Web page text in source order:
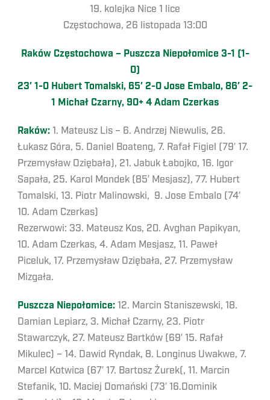
19. kolejka Nice 1 lice
Częstochowa, 26 listopada 13:00
Raków Częstochowa – Puszcza Niepołomice 3-1 (1-
0)
23′ 1-0 Hubert Tomalski, 65′ 2-0 Jose Embalo, 86′ 2-
1 Michał Czarny, 90+ 4 Adam Czerkas
Raków: 1. Mateusz Lis – 6. Andrzej Niewulis, 26.
Łukasz Góra, 5. Daniel Boateng, 7. Rafał Figiel (79′ 17.
Przemysław Oziębała), 21. Jabuk Łabojko, 16. Igor
Sapała, 25. Karol Mondek (85′ Mesjasz), 77. Hubert
Tomalski, 13. Piotr Malinowski, 9. Jose Embalo (74′
10. Adam Czerkas)
Rezerwowi: 33. Mateusz Kos, 20. Avghan Papikyan,
10. Adam Czerkas, 4. Adam Mesjasz, 11. Paweł
Piceluk, 17. Przemysław Oziębała, 27. Przemysław
Mizgała.
Puszcza Niepołomice: 12. Marcin Staniszewski, 18.
Damian Lepiarz, 3. Michał Czarny, 23. Piotr
Stawarczyk, 27. Mateusz Bartków (69′ 15. Rafał
Mikulec) – 14. Dawid Ryndak, 8. Longinus Uwakwe, 7.
Marcel Kotwica (67′ 17. Bartosz Żurek(, 11. Marcin
Stefanik, 10. Maciej Domański (73′ 16.Dominik